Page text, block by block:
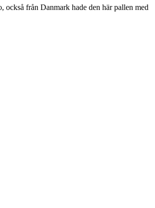
också från Danmark hade den här pallen med